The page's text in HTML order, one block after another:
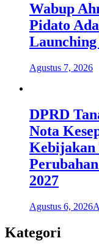
Wabup
Pidato
Agustus 7, 2026
DPRD
Nota
Kebijakan
2027
Agustus 6, 2026
Kategori